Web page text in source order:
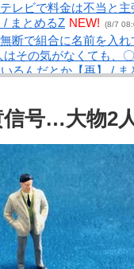
レビで料金は不当と主
まとめるZ NEW! (8/7
断で組合に名前を入れ
はその気がなくても、
るんだとか【再】 / ま
めるZ
NEW! (8/7 08:04)
めサイトアンテナ！
さん、劇場版『
』の主題歌を担当へ！
NEW!
熊本に多額の寄付して
てもいい、と公表し
ンテナ！ NEW! (8/7 08:00)
号…大物2